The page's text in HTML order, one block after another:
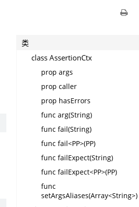
类
class AssertionCtx
prop args
prop caller
prop hasErrors
func arg(String)
func fail(String)
func fail<PP>(PP)
func failExpect(String)
func failExpect<PP>(PP)
func
setArgsAliases(Array<String>)